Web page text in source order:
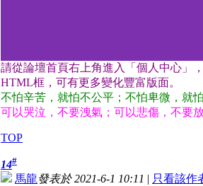
請從論壇首頁右上角進入「個人中心」
HTML框，可有更多變化豐富版面。
不怕辛苦，就怕不公平；不怕卑微，就
可以哭泣，不要洩氣；可以悲傷，不要
TOP
14#
馬龍發表於 2021-6-1 10:11 | 只看該作